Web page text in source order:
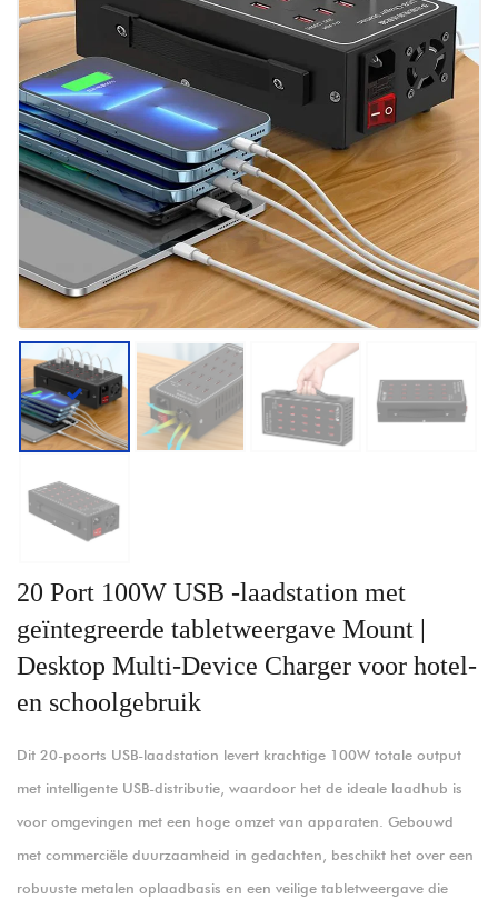
20 Port 100W USB -laadstation met
geïntegreerde tabletweergave Mount |
Desktop Multi-Device Charger voor hotel-
en schoolgebruik
Dit 20-poorts USB-laadstation levert krachtige 100W totale output
met intelligente USB-distributie, waardoor het de ideale laadhub is
voor omgevingen met een hoge omzet van apparaten. Gebouwd
met commerciële duurzaamheid in gedachten, beschikt het over een
robuuste metalen oplaadbasis en een veilige tabletweergave die